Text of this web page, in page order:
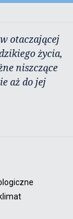
otaczającej
życia,
niszczące
aż do jej